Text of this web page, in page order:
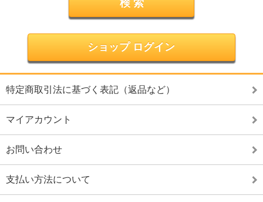
ショップ ログイン
特定商取引法に基づく表記（返品など）
マイアカウント
お問い合わせ
支払い方法について